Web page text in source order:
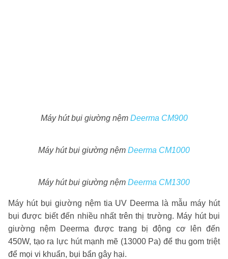
Máy hút bụi giường nệm Deerma CM900
Máy hút bụi giường nệm Deerma CM1000
Máy hút bụi giường nệm Deerma CM1300
Máy hút bụi giường nệm tia UV Deerma là mẫu máy hút
bụi được biết đến nhiều nhất trên thị trường. Máy hút bụi
giường nệm Deerma được trang bị động cơ lên đến
450W, tạo ra lực hút mạnh mẽ (13000 Pa) để thu gom triệt
để mọi vi khuẩn, bụi bẩn gây hại.